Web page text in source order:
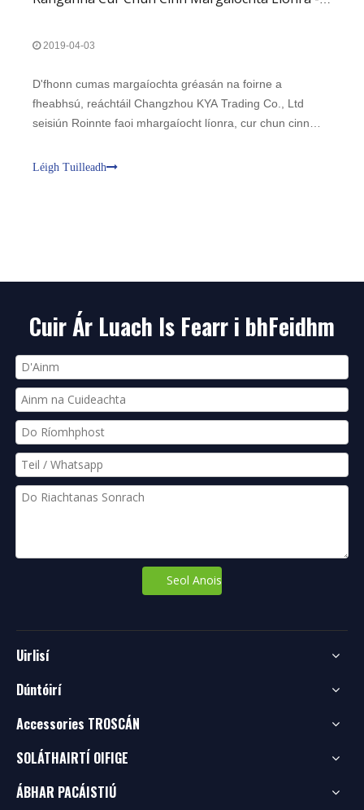
2019-04-03
D'fhonn cumas margaíochta gréasán na foirne a
fheabhsú, reáchtáil Changzhou KYA Trading Co., Ltd
seisiún Roinnte faoi mhargaíocht líonra, cur chun cinn
margaíocht idirlín, feidhm inneall cuardaigh, bainistíocht
Léigh Tuilleadh
Cuir Ár Luach Is Fearr i bhFeidhm
Seol Anois
Uirlisí
Dúntóirí
Accessories TROSCÁN
SOLÁTHAIRTÍ OIFIGE
ÁBHAR PACÁISTIÚ